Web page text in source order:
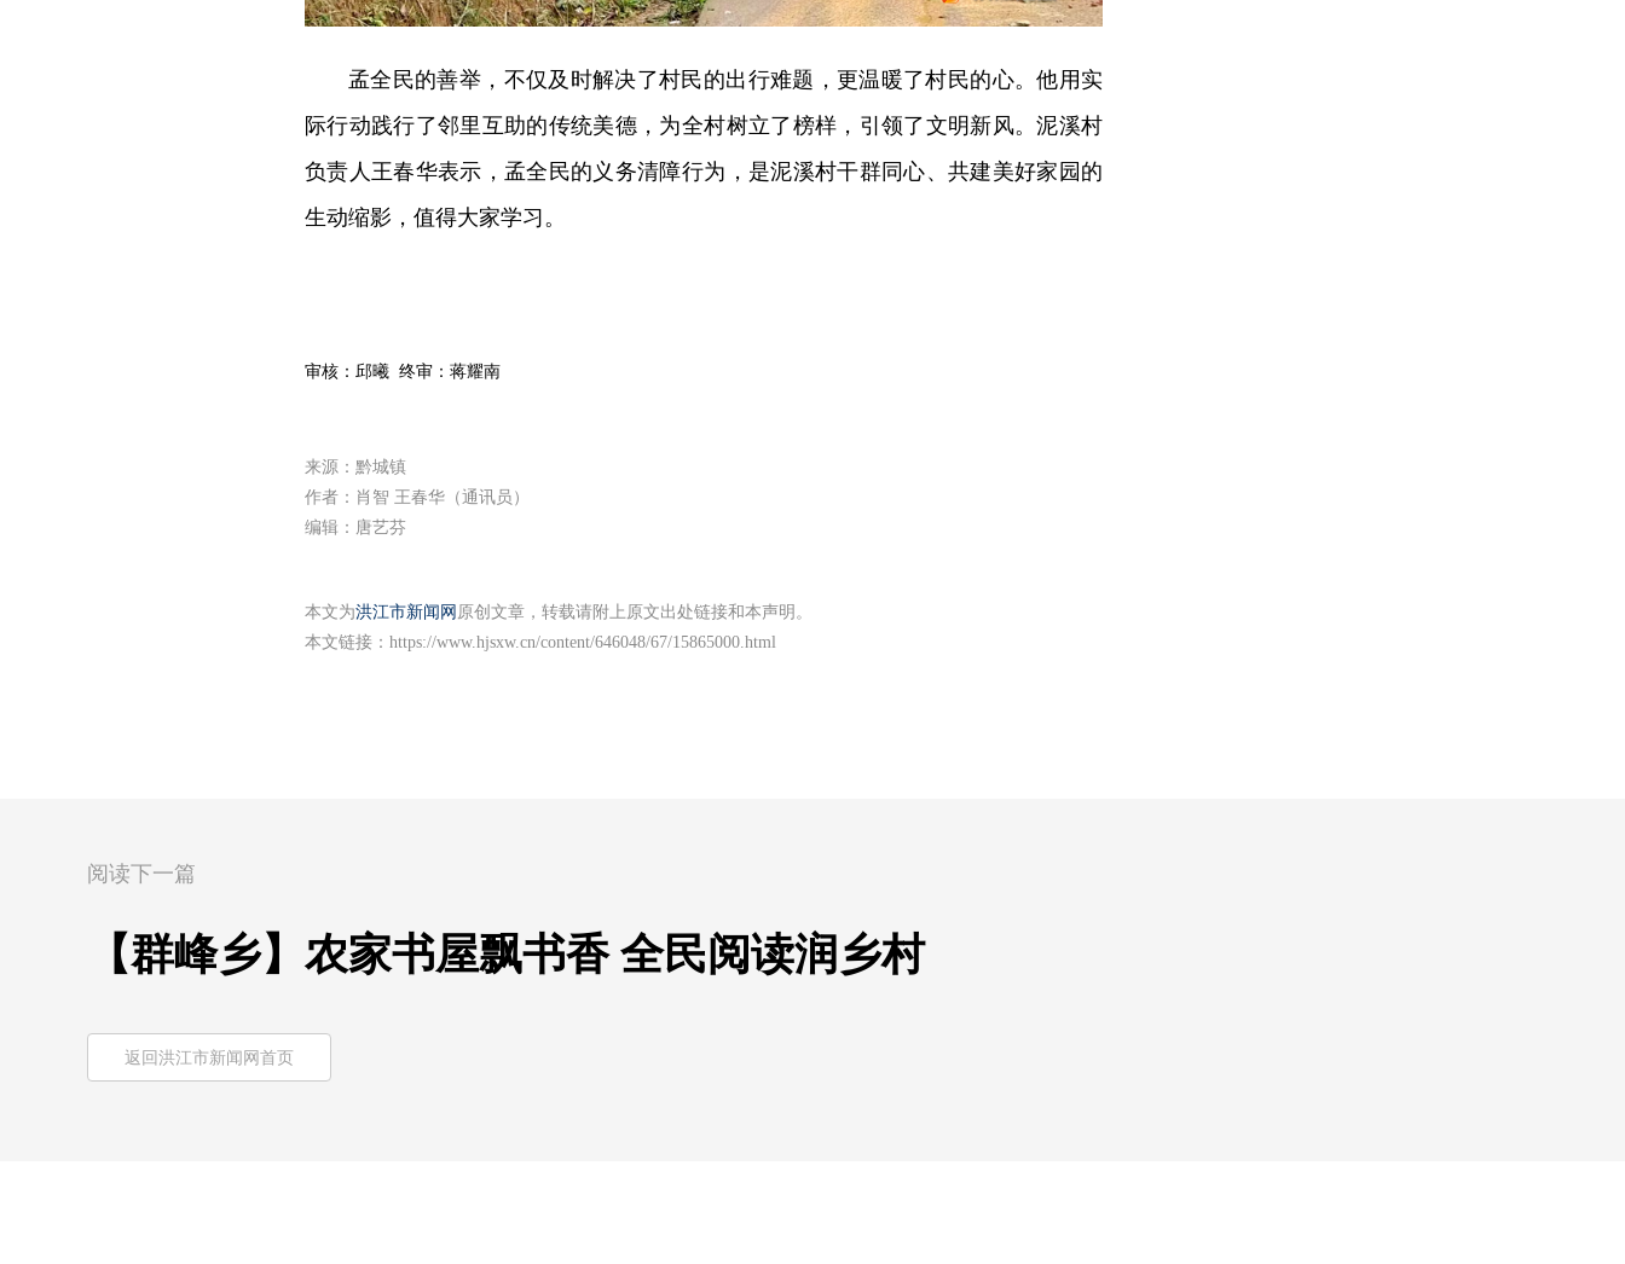
孟全民的善举，不仅及时解决了村民的出行难题，更温暖了村民的心。他用实
际行动践行了邻里互助的传统美德，为全村树立了榜样，引领了文明新风。泥溪村
负责人王春华表示，孟全民的义务清障行为，是泥溪村干群同心、共建美好家园的
生动缩影，值得大家学习。
审核：邱曦 终审：蒋耀南
来源：黔城镇
作者：肖智 王春华（通讯员）
编辑：唐艺芬
本文为洪江市新闻网 原创文章，转载请附上原文出处链接和本声明。
本文链接： https://www.hjsxw.cn/content/646048/67/15865000.html
阅读下一篇
【群峰乡】农家书屋飘书香 全民阅读润乡村
返回洪江市新闻网首页